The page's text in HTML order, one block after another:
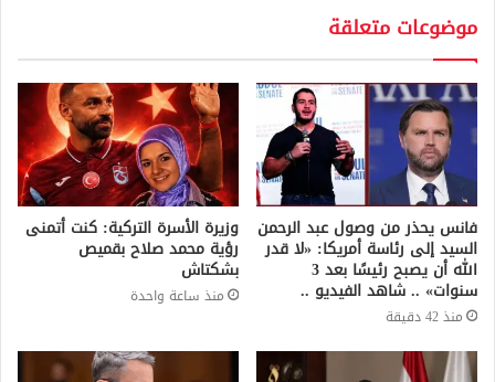
موضوعات متعلقة
فانس يحذر من وصول عبد الرحمن
السيد إلى رئاسة أمريكا: «لا قدر
الله أن يصبح رئيسًا بعد 3
سنوات» .. شاهد الفيديو ..
منذ 42 دقيقة
وزيرة الأسرة التركية: كنت أتمنى
رؤية محمد صلاح بقميص
بشكتاش
منذ ساعة واحدة